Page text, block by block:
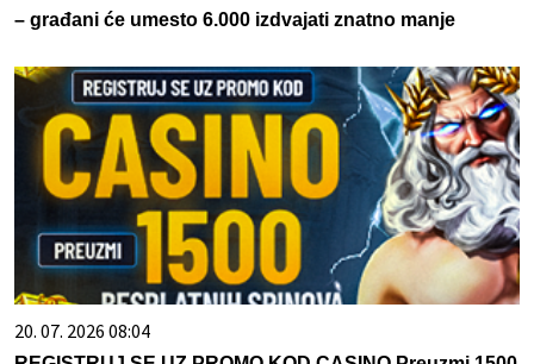
– građani će umesto 6.000 izdvajati znatno manje
20. 07. 2026 08:04